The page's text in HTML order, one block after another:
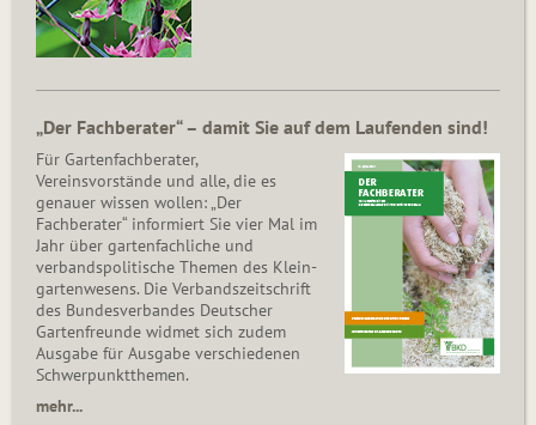
„Der Fachberater“ – damit Sie auf dem Laufenden sind!
Für Gartenfachberater,
Vereinsvorstände und alle, die es
genauer wissen wollen: „Der
Fachberater“ informiert Sie vier Mal im
Jahr über gartenfachliche und
verbandspolitische Themen des Klein­
gar­ten­wesens. Die Ver­bands­zeit­schrift
des Bun­des­ver­ban­des Deutscher
Gartenfreunde widmet sich zudem
Ausgabe für Ausgabe verschiedenen
Schwer­punkt­the­men.
mehr...